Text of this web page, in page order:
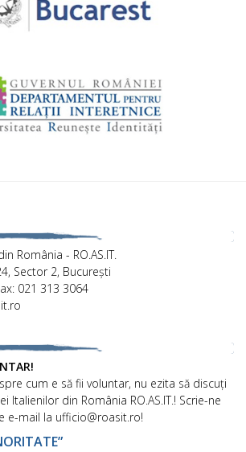
România - RO.AS.IT.
Sector 2, București
021 313 3064
cum e să fii voluntar, nu ezita să discuți
Italienilor din România RO.AS.IT.! Scrie-ne
e-mail la ufficio@roasit.ro!